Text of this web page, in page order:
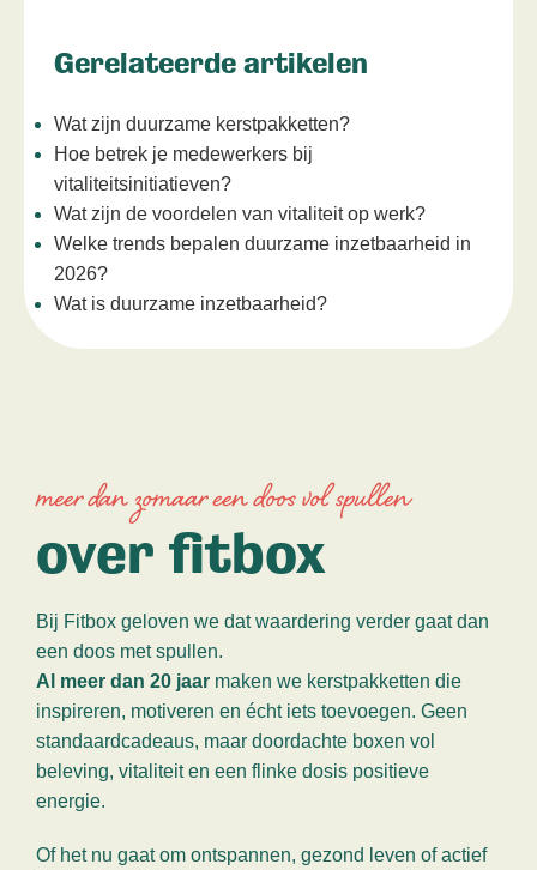
Gerelateerde artikelen
Wat zijn duurzame kerstpakketten?
Hoe betrek je medewerkers bij
vitaliteitsinitiatieven?
Wat zijn de voordelen van vitaliteit op werk?
Welke trends bepalen duurzame inzetbaarheid in
2026?
Wat is duurzame inzetbaarheid?
meer dan zomaar een doos vol spullen
over fitbox
Bij Fitbox geloven we dat waardering verder gaat dan
een doos met spullen.
Al meer dan 20 jaar maken we kerstpakketten die
inspireren, motiveren en écht iets toevoegen. Geen
standaardcadeaus, maar doordachte boxen vol
beleving, vitaliteit en een flinke dosis positieve
energie.
Of het nu gaat om ontspannen, gezond leven of actief